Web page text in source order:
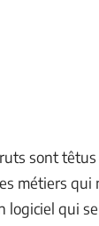
sont
métiers qui
logiciel qui